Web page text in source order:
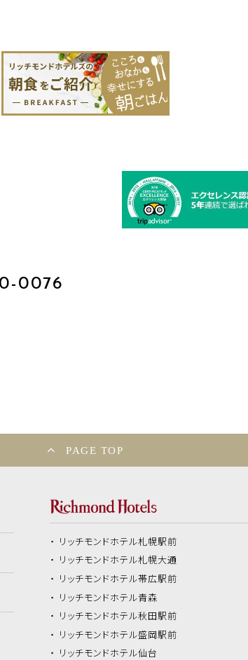
0076
PAGE TOP
リッチモンドホテル札幌駅前
リッチモンドホテル札幌大通
リッチモンドホテル帯広駅前
リッチモンドホテル青森
リッチモンドホテル秋田駅前
リッチモンドホテル盛岡駅前
リッチモンドホテル仙台